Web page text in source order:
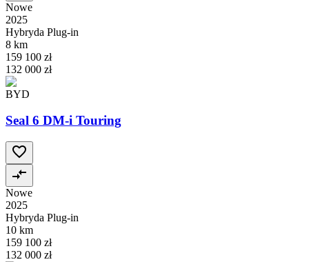
Nowe
2025
Hybryda Plug-in
8 km
159 100 zł
132 000 zł
BYD
Seal 6 DM-i Touring
Nowe
2025
Hybryda Plug-in
10 km
159 100 zł
132 000 zł